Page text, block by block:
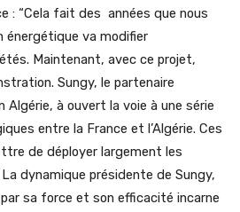
: “Cela fait des années que nous
énergétique va modifier
Maintenant, avec ce projet,
Sungy, le partenaire
à ouvert la voie à une série
entre la France et l’Algérie. Ces
de déployer largement les
dynamique présidente de Sungy,
par sa force et son efficacité incarne